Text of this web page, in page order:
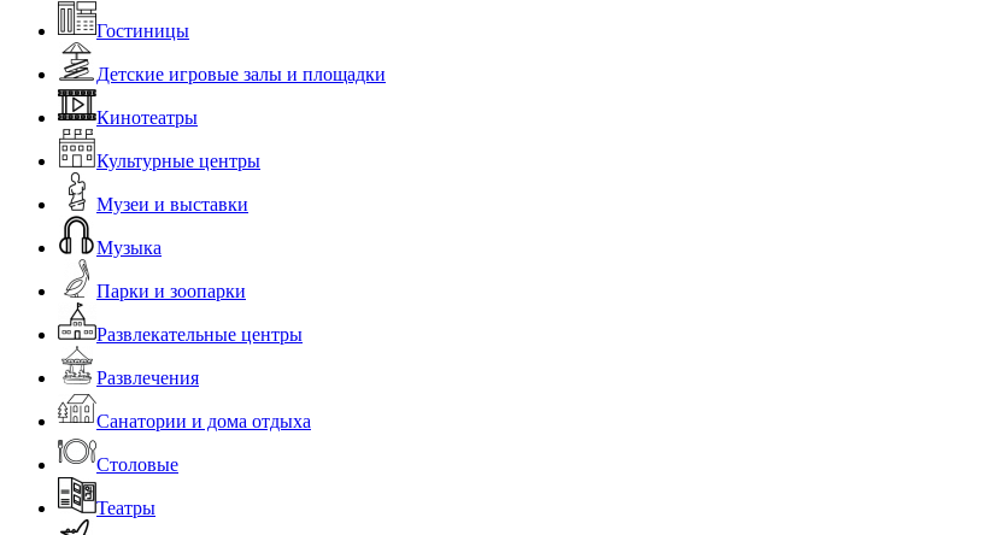
Гостиницы
Детские игровые залы и площадки
Кинотеатры
Культурные центры
Музеи и выставки
Музыка
Парки и зоопарки
Развлекательные центры
Развлечения
Санатории и дома отдыха
Столовые
Театры